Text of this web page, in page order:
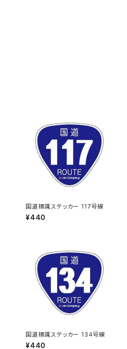
国道標識ステッカー 117号線
¥440
国道標識ステッカー 134号線
¥440